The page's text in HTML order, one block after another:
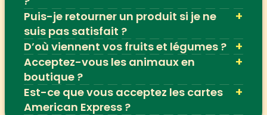
Puis-je retourner un produit si je ne
suis pas satisfait ?
+
D’où viennent vos fruits et légumes ? +
Acceptez-vous les animaux en
boutique ?
+
Est-ce que vous acceptez les cartes
American Express ?
+